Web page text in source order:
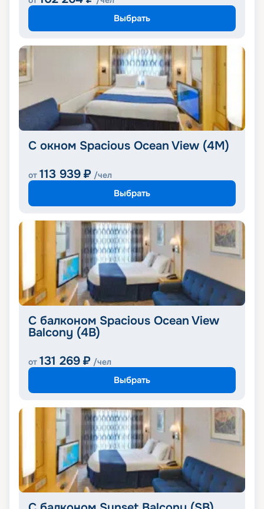
Выбрать
С окном Spacious Ocean View (4M)
от 113 939 ₽ /чел
Выбрать
С балконом Spacious Ocean View
Balcony (4B)
от 131 269 ₽ /чел
Выбрать